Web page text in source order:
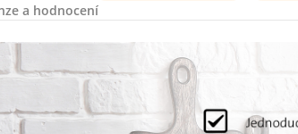
a hodnocení